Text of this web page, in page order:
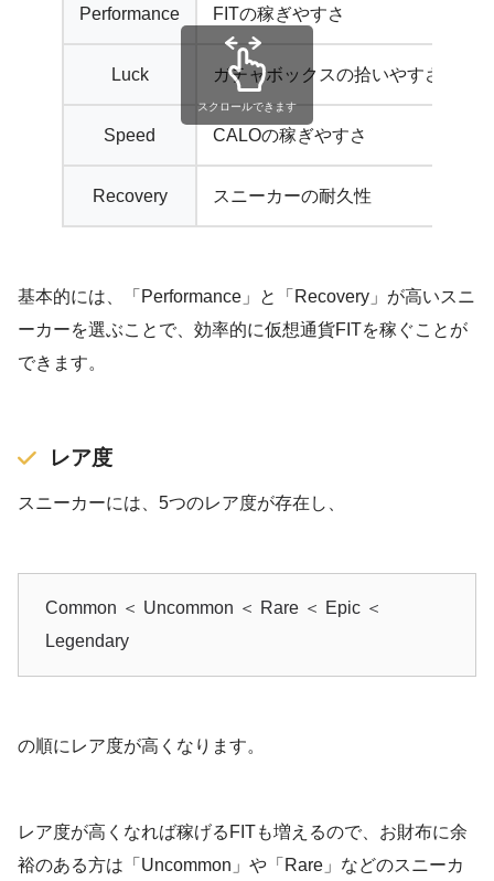
Performance FITの稼ぎやすさ
Luck ガチャボックスの拾いやすさ
Speed CALOの稼ぎやすさ
Recovery スニーカーの耐久性
スクロールできます
基本的には、「Performance」と「Recovery」が高いスニ
ーカーを選ぶことで、効率的に仮想通貨FITを稼ぐことが
できます。
レア度
スニーカーには、5つのレア度が存在し、
Common ＜ Uncommon ＜ Rare ＜ Epic ＜
Legendary
の順にレア度が高くなります。
レア度が高くなれば稼げるFITも増えるので、お財布に余
裕のある方は「Uncommon」や「Rare」などのスニーカ